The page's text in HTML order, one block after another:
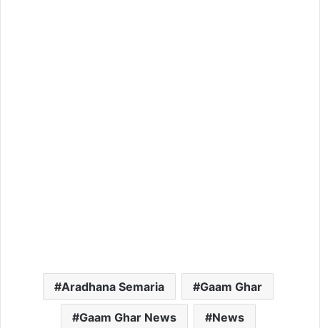
Aradhana Semaria Gaam Ghar
Gaam Ghar News News